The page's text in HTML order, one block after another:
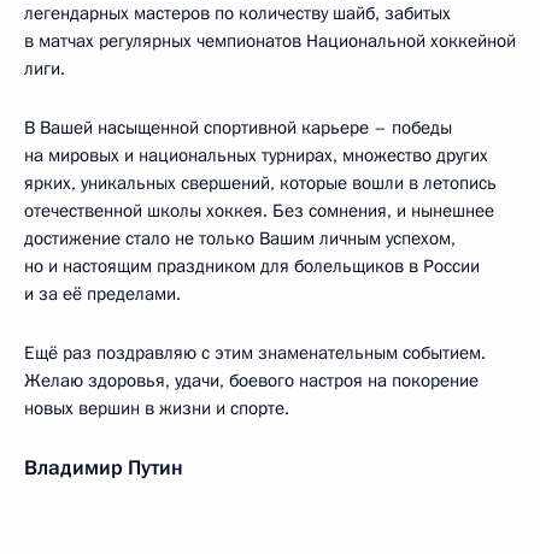
легендарных мастеров по количеству шайб, забитых
в матчах регулярных чемпионатов Национальной хоккейной
лиги.
В Вашей насыщенной спортивной карьере – победы
на мировых и национальных турнирах, множество других
ярких, уникальных свершений, которые вошли в летопись
отечественной школы хоккея. Без сомнения, и нынешнее
достижение стало не только Вашим личным успехом,
но и настоящим праздником для болельщиков в России
и за её пределами.
Ещё раз поздравляю с этим знаменательным событием.
Желаю здоровья, удачи, боевого настроя на покорение
новых вершин в жизни и спорте.
Владимир Путин